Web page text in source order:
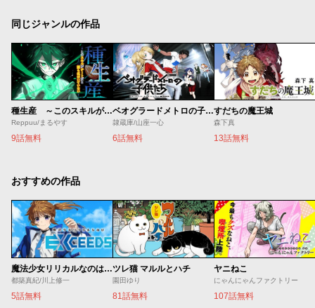
同じジャンルの作品
種生産 ～このスキルがチートだとまだ誰も気付いていない～
Reppuu/まるやす
9話無料
ベオグラードメトロの子供たち
隷蔵庫/山座一心
6話無料
すだちの魔王城
森下真
13話無料
おすすめの作品
魔法少女リリカルなのは EXCEEDS
都築真紀/川上修一
5話無料
ツレ猫 マルルとハチ
園田ゆり
81話無料
ヤニねこ
にゃんにゃんファクトリー
107話無料